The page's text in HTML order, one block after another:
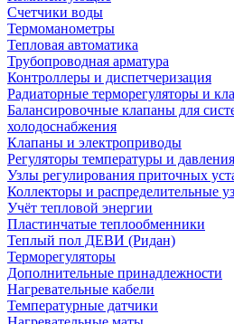
Счетчики воды
Термоманометры
Тепловая автоматика
Трубопроводная арматура
Контроллеры и диспетчеризация
Радиаторные терморегуляторы и
Балансировочные клапаны для
холодоснабжения
Клапаны и электроприводы
Регуляторы температуры и
Узлы регулирования приточных
Коллекторы и распределительные
Учёт тепловой энергии
Пластинчатые теплообменники
Теплый пол ДЕВИ (Ридан)
Терморегуляторы
Дополнительные принадлежности
Нагревательные кабели
Температурные датчики